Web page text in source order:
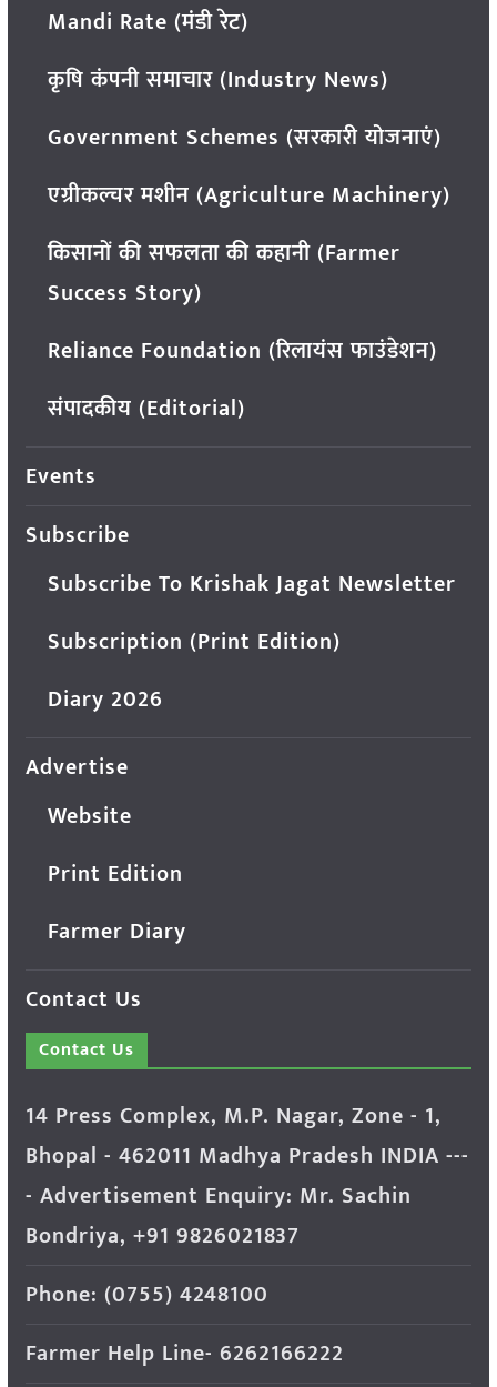
Mandi Rate (मंडी रेट)
कृषि कंपनी समाचार (Industry News)
Government Schemes (सरकारी योजनाएं)
एग्रीकल्चर मशीन (Agriculture Machinery)
किसानों की सफलता की कहानी (Farmer
Success Story)
Reliance Foundation (रिलायंस फाउंडेशन)
संपादकीय (Editorial)
Events
Subscribe
Subscribe To Krishak Jagat Newsletter
Subscription (Print Edition)
Diary 2026
Advertise
Website
Print Edition
Farmer Diary
Contact Us
Contact Us
14 Press Complex, M.P. Nagar, Zone - 1,
Bhopal - 462011 Madhya Pradesh INDIA ---
- Advertisement Enquiry: Mr. Sachin
Bondriya, +91 9826021837
Phone: (0755) 4248100
Farmer Help Line- 6262166222